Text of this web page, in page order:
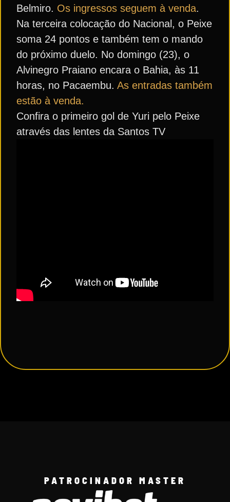
Belmiro. Os ingressos seguem à venda.
Na terceira colocação do Nacional, o Peixe
soma 24 pontos e também tem o mando
do próximo duelo. No domingo (23), o
Alvinegro Praiano encara o Bahia, às 11
horas, no Pacaembu. As entradas também
estão à venda.
Confira o primeiro gol de Yuri pelo Peixe
através das lentes da Santos TV
PATROCINADOR MASTER